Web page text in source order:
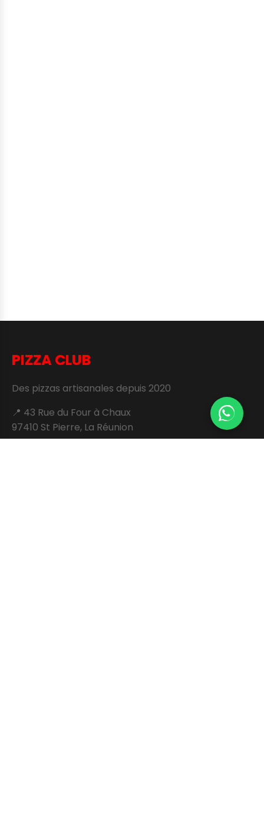
PIZZA CLUB
Des pizzas artisanales depuis 2020
📍 43 Rue du Four à Chaux
97410 St Pierre, La Réunion